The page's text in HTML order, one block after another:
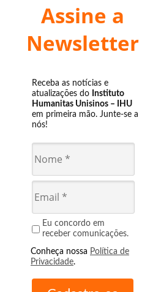
Assine a
Newsletter
Receba as notícias e
atualizações do Instituto
Humanitas Unisinos – IHU
em primeira mão. Junte-se a
nós!
Eu concordo em
receber comunicações.
Conheça nossa Política de
Privacidade.